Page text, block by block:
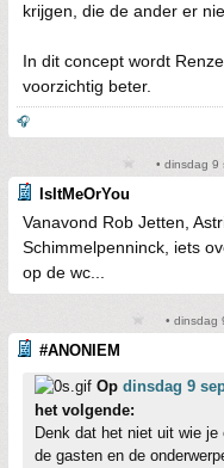
krijgen, die de ander er
In dit concept wordt
voorzichtig beter.
🎧
• dinsdag 9
IsItMeOrYou
Vanavond Rob Jetten,
Schimmelpenninck, iets
op de wc...
• dinsdag
#ANONIEM
Op dinsdag 9
het volgende:
Denk dat het niet uit wie
de gasten en de